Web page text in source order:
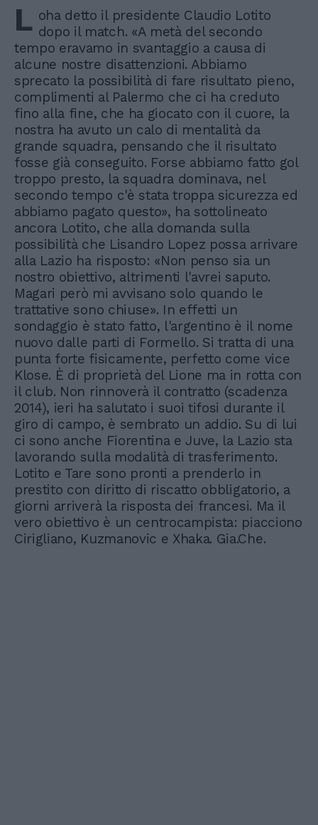
L oha detto il presidente Claudio Lotito
dopo il match. «A metà del secondo
tempo eravamo in svantaggio a causa di
alcune nostre disattenzioni. Abbiamo
sprecato la possibilità di fare risultato pieno,
complimenti al Palermo che ci ha creduto
fino alla fine, che ha giocato con il cuore, la
nostra ha avuto un calo di mentalità da
grande squadra, pensando che il risultato
fosse già conseguito. Forse abbiamo fatto gol
troppo presto, la squadra dominava, nel
secondo tempo c'è stata troppa sicurezza ed
abbiamo pagato questo», ha sottolineato
ancora Lotito, che alla domanda sulla
possibilità che Lisandro Lopez possa arrivare
alla Lazio ha risposto: «Non penso sia un
nostro obiettivo, altrimenti l'avrei saputo.
Magari però mi avvisano solo quando le
trattative sono chiuse». In effetti un
sondaggio è stato fatto, l'argentino è il nome
nuovo dalle parti di Formello. Si tratta di una
punta forte fisicamente, perfetto come vice
Klose. È di proprietà del Lione ma in rotta con
il club. Non rinnoverà il contratto (scadenza
2014), ieri ha salutato i suoi tifosi durante il
giro di campo, è sembrato un addio. Su di lui
ci sono anche Fiorentina e Juve, la Lazio sta
lavorando sulla modalità di trasferimento.
Lotito e Tare sono pronti a prenderlo in
prestito con diritto di riscatto obbligatorio, a
giorni arriverà la risposta dei francesi. Ma il
vero obiettivo è un centrocampista: piacciono
Cirigliano, Kuzmanovic e Xhaka. Gia.Che.